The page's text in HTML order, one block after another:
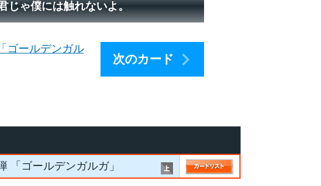
じゃ僕には触れないよ。
ゴールデンガル
次のカード
「ゴールデンガルガ」